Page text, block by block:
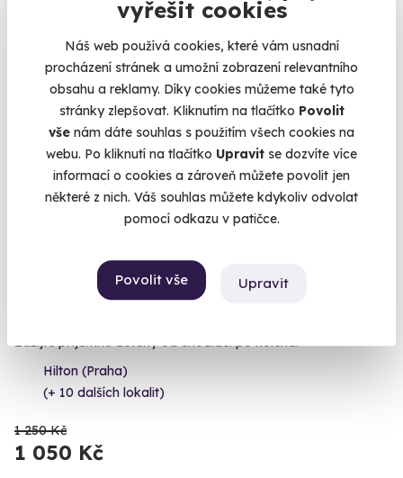
vyřešit cookies
Náš web používá cookies, které vám usnadní
procházení stránek a umožní zobrazení relevantního
obsahu a reklamy. Díky cookies můžeme také tyto
stránky zlepšovat. Kliknutím na tlačítko Povolit
vše nám dáte souhlas s použitím všech cookies na
webu. Po kliknutí na tlačítko Upravit se dozvíte více
informací o cookies a zároveň můžete povolit jen
některé z nich. Váš souhlas můžete kdykoliv odvolat
pomocí odkazu v patičce.
Povolit vše Upravit
1 090 Kč
AKCE
Hilton (Praha)
(+ 10 dalších lokalit)
1 250 Kč
1 050 Kč